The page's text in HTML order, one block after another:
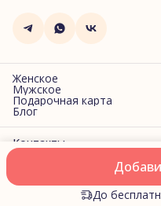
До
Женское
Мужское
Подарочная карта
Блог
Контакты
г. Санкт-Петербург,
Телефон
8 (969) 913-62-29
ОплатаДоставкаПравила